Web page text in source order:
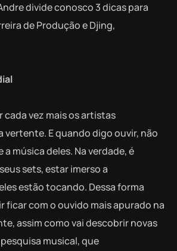
divide conosco 3 dicas para
de Produção e Djing,
cada vez mais os artistas
vertente. E quando digo ouvir, não
música deles. Na verdade, é
sets, estar imerso a
estão tocando. Dessa forma
ficar com o ouvido mais apurado na
assim como vai descobrir novas
musical, que